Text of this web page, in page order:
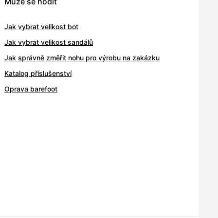
Jak vybrat velikost bot
Jak vybrat velikost sandálů
Jak správně změřit nohu pro výrobu na zakázku
Katalog příslušenství
Oprava barefoot